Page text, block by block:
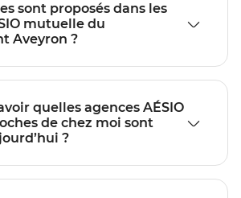
sont proposés dans les
Aveyron ?
quelles agences AÉSIO
de chez moi sont
ouvertes aujourd’hui ?